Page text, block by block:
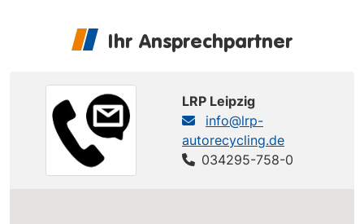
Ihr Ansprechpartner
LRP Leipzig
info@lrp-
autorecycling.de
034295-758-0